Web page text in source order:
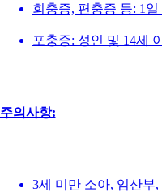
회충증, 편충증 등: 1
포충증: 성인 및 14세
주의사항:
3세 미만 소아, 임산부